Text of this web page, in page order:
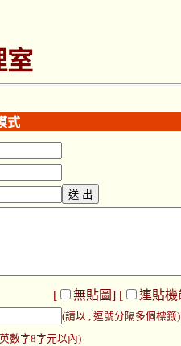
室
式
[ 無貼圖] [ 連貼機
(請以 , 逗號分隔多個標籤)
數字8字元以內)